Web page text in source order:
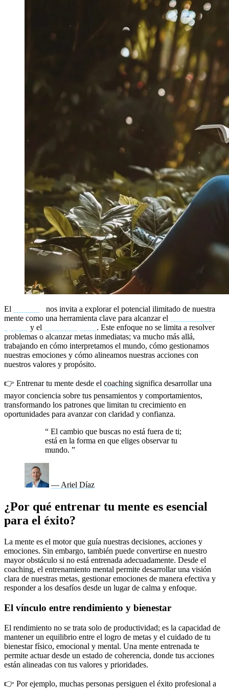
El
nos invita a explorar el potencial ilimitado de nuestra
mente como una herramienta clave para alcanzar el
y el
. Este enfoque no se limita a resolver
problemas o alcanzar metas inmediatas; va mucho más allá,
trabajando en cómo interpretamos el mundo, cómo gestionamos
nuestras emociones y cómo alineamos nuestras acciones con
nuestros valores y propósito.
👉 Entrenar tu mente desde el coaching significa desarrollar una
mayor conciencia sobre tus pensamientos y comportamientos,
transformando los patrones que limitan tu crecimiento en
oportunidades para avanzar con claridad y confianza.
“ El cambio que buscas no está fuera de ti;
está en la forma en que eliges observar tu
mundo. ”
— Ariel Díaz
¿Por qué entrenar tu mente es esencial
para el éxito?
La mente es el motor que guía nuestras decisiones, acciones y
emociones. Sin embargo, también puede convertirse en nuestro
mayor obstáculo si no está entrenada adecuadamente. Desde el
coaching, el entrenamiento mental permite desarrollar una visión
clara de nuestras metas, gestionar emociones de manera efectiva y
responder a los desafíos desde un lugar de calma y enfoque.
El vínculo entre rendimiento y bienestar
El rendimiento no se trata solo de productividad; es la capacidad de
mantener un equilibrio entre el logro de metas y el cuidado de tu
bienestar físico, emocional y mental. Una mente entrenada te
permite actuar desde un estado de coherencia, donde tus acciones
están alineadas con tus valores y prioridades.
👉 Por ejemplo, muchas personas persiguen el éxito profesional a